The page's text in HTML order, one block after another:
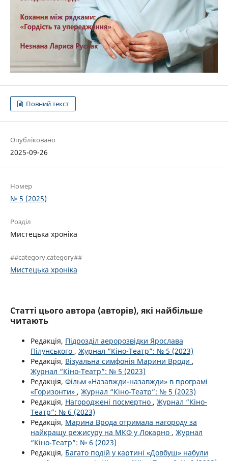
Повний текст
Опубліковано
2025-09-26
Номер
№ 5 (2025)
Розділ
Мистецька хроніка
##category.category##
Мистецька хроніка
Статті цього автора (авторів), які найбільше
читають
Редакція, Підрозділ аеророзвідки Ярослава
Пілунського , Журнал “Кіно-Театр”: № 5 (2023)
Редакція, Візуальна симфонія Марини Вроди ,
Журнал “Кіно-Театр”: № 5 (2023)
Редакція, Фільм «Назавжди-назавжди» в програмі
«Горизонти» , Журнал “Кіно-Театр”: № 5 (2023)
Редакція, Нагороджені посмертно , Журнал “Кіно-
Театр”: № 6 (2023)
Редакція, Марина Врода отримала нагороду за
найкращу режисуру на МКФ у Локарно , Журнал
“Кіно-Театр”: № 6 (2023)
Редакція, Багато подій у картині «Довбуш» набули